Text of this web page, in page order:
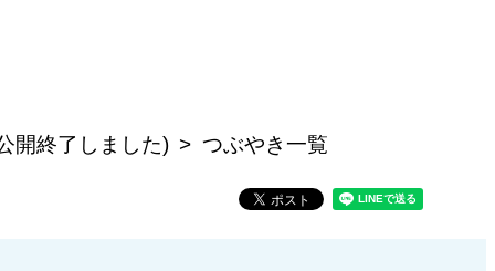
開終了しました) つぶやき一覧